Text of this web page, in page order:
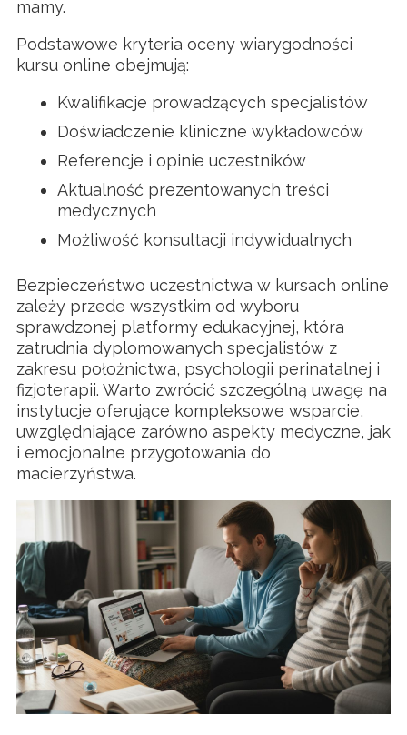
mamy.
Podstawowe kryteria oceny wiarygodności
kursu online obejmują:
Kwalifikacje prowadzących specjalistów
Doświadczenie kliniczne wykładowców
Referencje i opinie uczestników
Aktualność prezentowanych treści
medycznych
Możliwość konsultacji indywidualnych
Bezpieczeństwo uczestnictwa w kursach online
zależy przede wszystkim od wyboru
sprawdzonej platformy edukacyjnej, która
zatrudnia dyplomowanych specjalistów z
zakresu położnictwa, psychologii perinatalnej i
fizjoterapii. Warto zwrócić szczególną uwagę na
instytucje oferujące kompleksowe wsparcie,
uwzględniające zarówno aspekty medyczne, jak
i emocjonalne przygotowania do
macierzyństwa.